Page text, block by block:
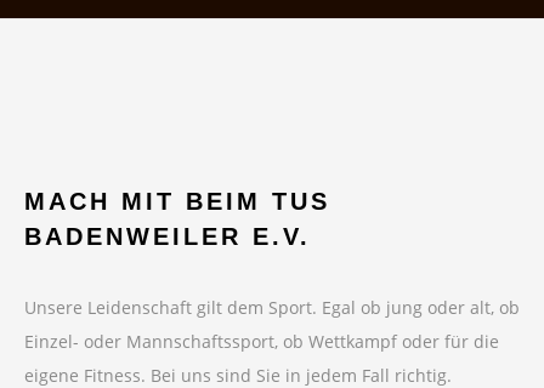
MACH MIT BEIM TUS
BADENWEILER E.V.
Unsere Leidenschaft gilt dem Sport. Egal ob jung oder alt, ob
Einzel- oder Mannschaftssport, ob Wettkampf oder für die
eigene Fitness. Bei uns sind Sie in jedem Fall richtig.